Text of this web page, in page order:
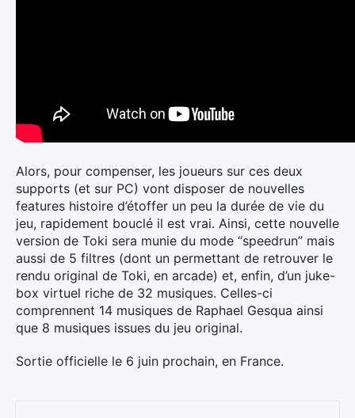
Alors, pour compenser, les joueurs sur ces deux
supports (et sur PC) vont disposer de nouvelles
features histoire d’étoffer un peu la durée de vie du
jeu, rapidement bouclé il est vrai. Ainsi, cette nouvelle
version de Toki sera munie du mode “speedrun” mais
aussi de 5 filtres (dont un permettant de retrouver le
rendu original de Toki, en arcade) et, enfin, d’un juke-
box virtuel riche de 32 musiques. Celles-ci
comprennent 14 musiques de Raphael Gesqua ainsi
que 8 musiques issues du jeu original.
Sortie officielle le 6 juin prochain, en France.